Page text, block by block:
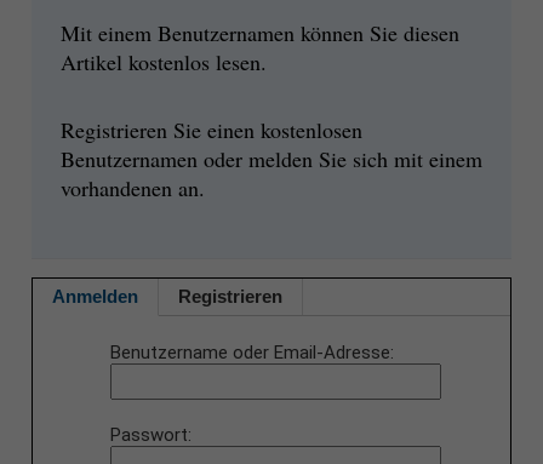
Mit einem Benutzernamen können Sie diesen
Artikel kostenlos lesen.
Registrieren Sie einen kostenlosen
Benutzernamen oder melden Sie sich mit einem
vorhandenen an.
Anmelden Registrieren
Benutzername oder Email-Adresse
Passwort